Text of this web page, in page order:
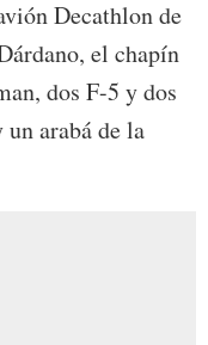
Decathlon de
el chapín
dos F-5 y dos
arabá de la